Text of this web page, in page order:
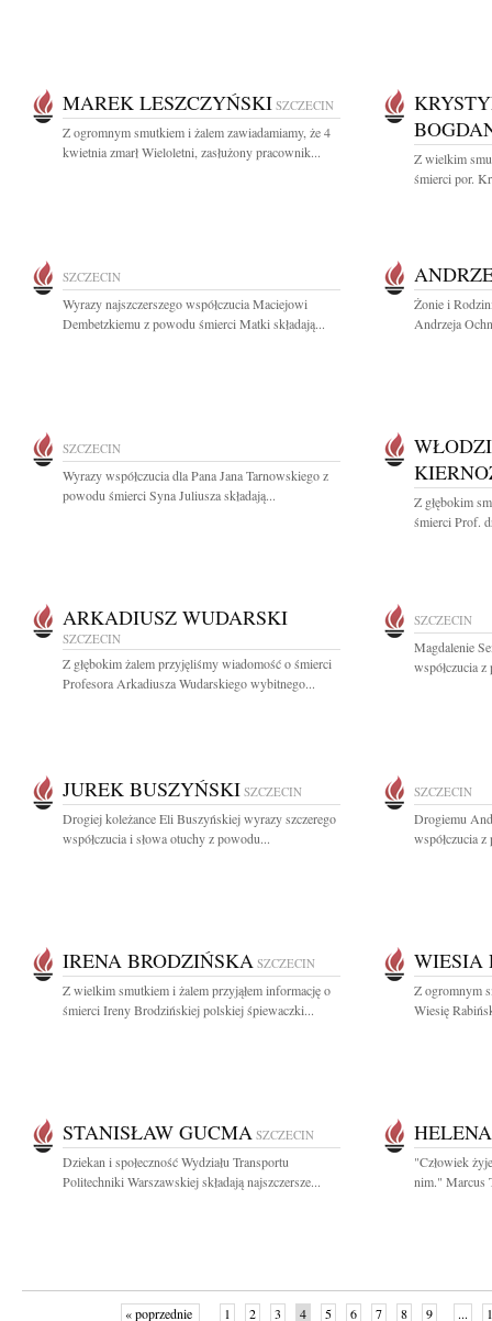
MAREK LESZCZYŃSKI SZCZECIN
Z ogromnym smutkiem i żalem zawiadamiamy, że 4
kwietnia zmarł Wieloletni, zasłużony pracownik...
Z wielkim
śmierci por.
SZCZECIN
Wyrazy najszczerszego współczucia Maciejowi
Dembetzkiemu z powodu śmierci Matki składają...
Żonie i
Andrzeja
SZCZECIN
Wyrazy współczucia dla Pana Jana Tarnowskiego z
powodu śmierci Syna Juliusza składają...
Z głębokim
śmierci Prof.
ARKADIUSZ WUDARSKI
SZCZECIN
Z głębokim żalem przyjęliśmy wiadomość o śmierci
Profesora Arkadiusza Wudarskiego wybitnego...
SZCZECIN
Magdalenie
współczucia
JUREK BUSZYŃSKI SZCZECIN
Drogiej koleżance Eli Buszyńskiej wyrazy szczerego
współczucia i słowa otuchy z powodu...
SZCZECIN
Drogiemu
współczucia
IRENA BRODZIŃSKA SZCZECIN
Z wielkim smutkiem i żalem przyjąłem informację o
śmierci Ireny Brodzińskiej polskiej śpiewaczki...
WIESIA
Z ogromnym
Wiesię
STANISŁAW GUCMA SZCZECIN
Dziekan i społeczność Wydziału Transportu
Politechniki Warszawskiej składają najszczersze...
"Człowiek
nim." Marcus
« poprzednie 1 2 3 4 5 6 7 8 9 ...